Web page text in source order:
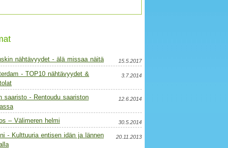
15.5.2017
nähtävyydet - älä missaa näitä
3.7.2014
- TOP10 nähtävyydet &
12.6.2014
saaristo - Rentoudu saariston
30.5.2014
– Välimeren helmi
20.11.2013
- Kulttuuria entisen idän ja lännen